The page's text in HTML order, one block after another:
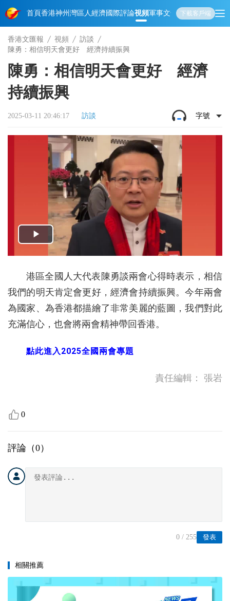
首頁香港神州 灣區人經濟國際評論視頻軍事文化 娛樂生活教育體
下載客戶端
香港文匯報 視頻
訪談
陳勇：相信明天會更好 經濟持續振興
陳勇：相信明天會更好 經濟
持續振興
2025-03-11 20:46:17 訪談 字號
港區全國人大代表陳勇談兩會心得時表示，相信
我們的明天肯定會更好，經濟會持續振興。今年兩會
為國家、為香港都描繪了非常美麗的藍圖，我們對此
充滿信心，也會將兩會精神帶回香港。
點此進入2025全國兩會專題
責任編輯： 張岩
0
評論（0）
發表
0 / 255
相關推薦